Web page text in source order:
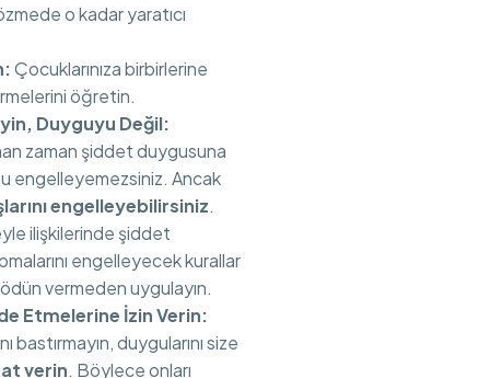
o kadar yaratıcı
Çocuklarınıza birbirlerine
öğretin.
Duyguyu Değil:
zaman şiddet duygusuna
engelleyemezsiniz. Ancak
engelleyebilirsiniz.
ilişkilerinde şiddet
engelleyecek kurallar
vermeden uygulayın.
Etmelerine İzin Verin:
bastırmayın, duygularını size
verin. Böylece onları